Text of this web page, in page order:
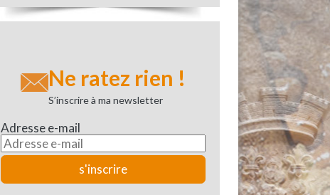
Ne ratez rien !
S’inscrire à ma newsletter
Adresse e-mail